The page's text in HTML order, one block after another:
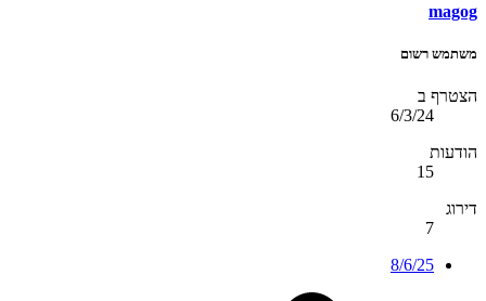
magog
משתמש רשום
הצטרף ב
6/3/24
הודעות
15
דירוג
7
8/6/25